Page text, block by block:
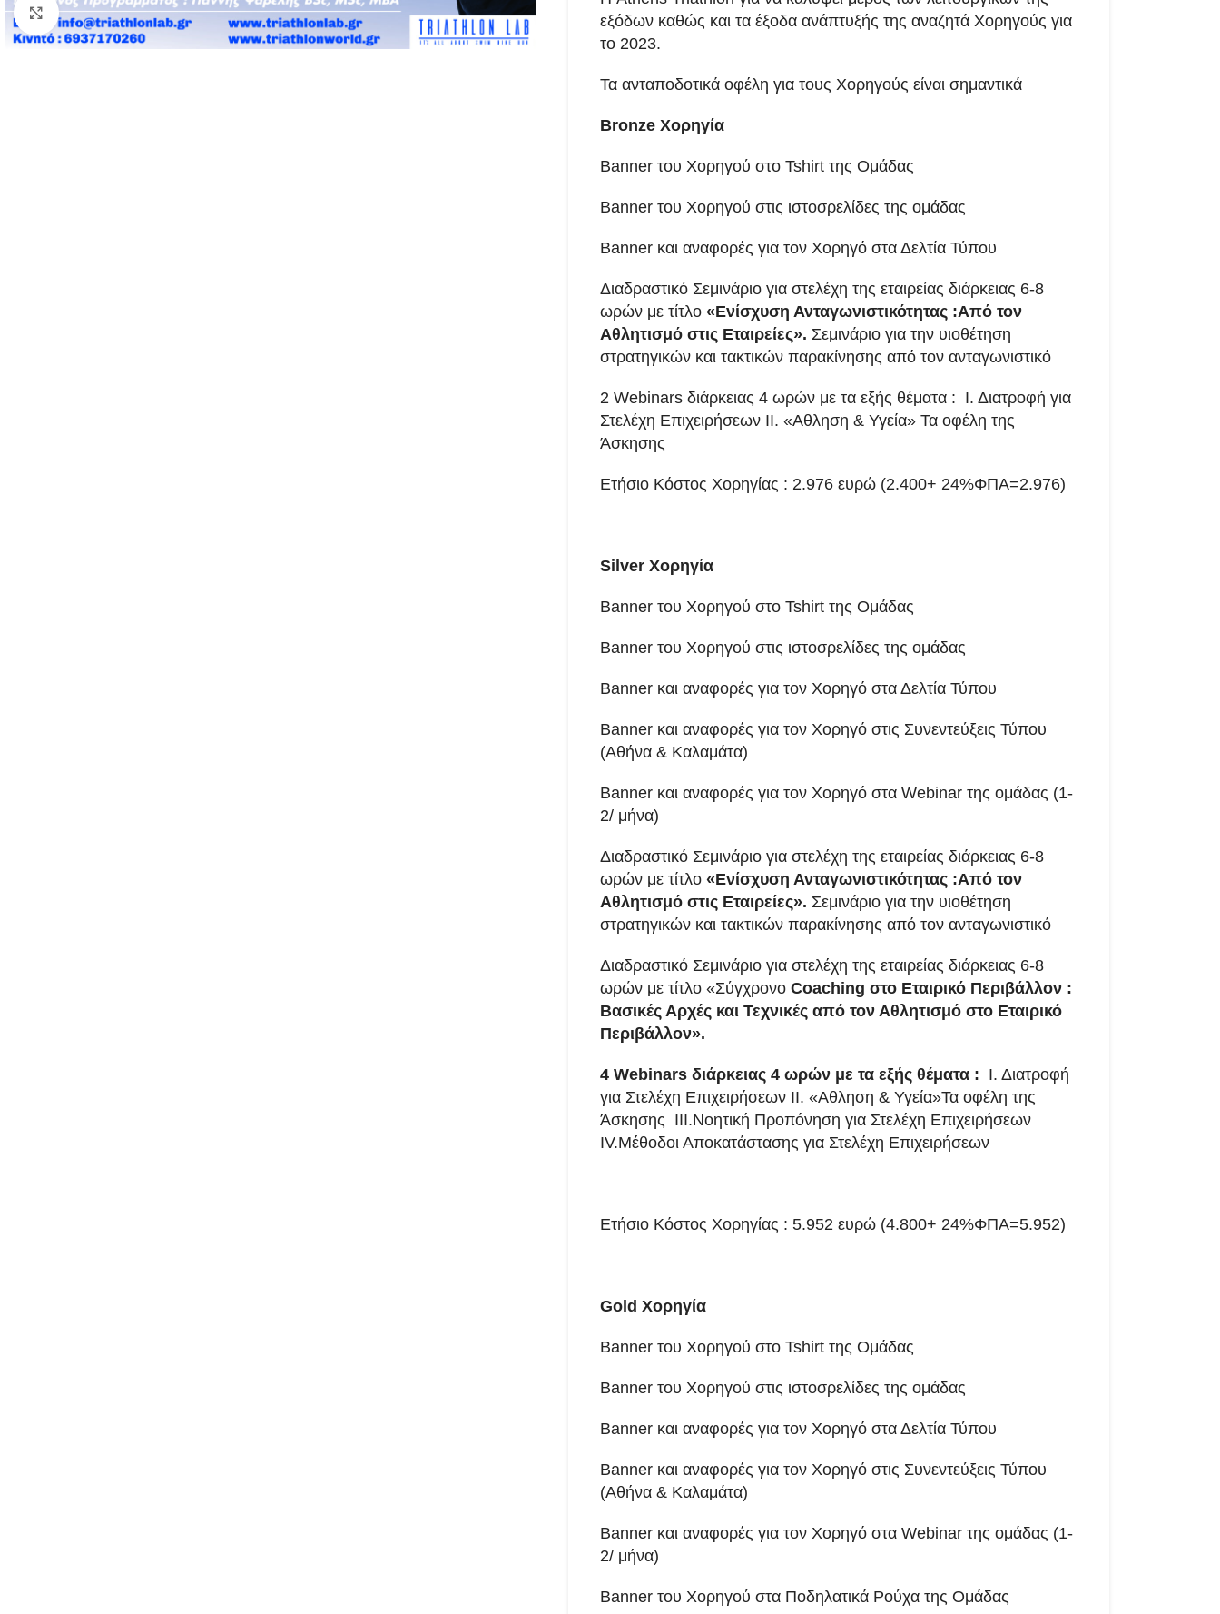
Click to enlarge
εξόδων καθώς και τα έξοδα ανάπτυξής της αναζητά Χορηγούς για
το 2023.
Τα ανταποδοτικά οφέλη για τους Χορηγούς είναι σημαντικά
Bronze Χορηγία
Banner του Χορηγού στo Tshirt της Ομάδας
Banner του Χορηγού στις ιστοσρελίδες της ομάδας
Banner και αναφορές για τον Χορηγό στα Δελτία Τύπου
Διαδραστικό Σεμινάριο για στελέχη της εταιρείας διάρκειας 6-8
ωρών με τίτλο «Ενίσχυση Ανταγωνιστικότητας :Από τον
Αθλητισμό στις Εταιρείες». Σεμινάριο για την υιοθέτηση
στρατηγικών και τακτικών παρακίνησης από τον ανταγωνιστικό
2 Webinars διάρκειας 4 ωρών με τα εξής θέματα : Ι. Διατροφή για
Στελέχη Επιχειρήσεων ΙΙ. «Αθληση & Υγεία» Τα οφέλη της
Άσκησης
Ετήσιο Κόστος Χορηγίας : 2.976 ευρώ (2.400+ 24%ΦΠΑ=2.976)
Silver Χορηγία
Banner του Χορηγού στo Tshirt της Ομάδας
Banner του Χορηγού στις ιστοσρελίδες της ομάδας
Banner και αναφορές για τον Χορηγό στα Δελτία Τύπου
Banner και αναφορές για τον Χορηγό στις Συνεντεύξεις Τύπου
(Αθήνα & Καλαμάτα)
Banner και αναφορές για τον Χορηγό στα Webinar της ομάδας (1-
2/ μήνα)
Διαδραστικό Σεμινάριο για στελέχη της εταιρείας διάρκειας 6-8
ωρών με τίτλο «Ενίσχυση Ανταγωνιστικότητας :Από τον
Αθλητισμό στις Εταιρείες». Σεμινάριο για την υιοθέτηση
στρατηγικών και τακτικών παρακίνησης από τον ανταγωνιστικό
Διαδραστικό Σεμινάριο για στελέχη της εταιρείας διάρκειας 6-8
ωρών με τίτλο «Σύγχρονο Coaching στο Εταιρικό Περιβάλλον :
Βασικές Αρχές και Τεχνικές από τον Αθλητισμό στο Εταιρικό
Περιβάλλον».
4 Webinars διάρκειας 4 ωρών με τα εξής θέματα : Ι. Διατροφή
για Στελέχη Επιχειρήσεων ΙΙ. «Αθληση & Υγεία»Τα οφέλη της
Άσκησης ΙΙΙ.Νοητική Προπόνηση για Στελέχη Επιχειρήσεων
IV.Μέθοδοι Αποκατάστασης για Στελέχη Επιχειρήσεων
Ετήσιο Κόστος Χορηγίας : 5.952 ευρώ (4.800+ 24%ΦΠΑ=5.952)
Gold Χορηγία
Banner του Χορηγού στo Tshirt της Ομάδας
Banner του Χορηγού στις ιστοσρελίδες της ομάδας
Banner και αναφορές για τον Χορηγό στα Δελτία Τύπου
Banner και αναφορές για τον Χορηγό στις Συνεντεύξεις Τύπου
(Αθήνα & Καλαμάτα)
Banner και αναφορές για τον Χορηγό στα Webinar της ομάδας (1-
2/ μήνα)
Banner του Χορηγού στα Ποδηλατικά Ρούχα της Ομάδας